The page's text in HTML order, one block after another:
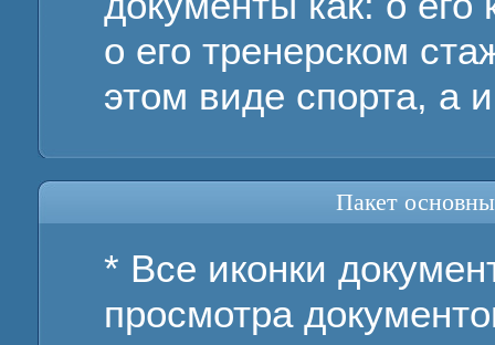
о его тренерском
этом виде спорта, а
Пакет
* Все иконки
просмотра